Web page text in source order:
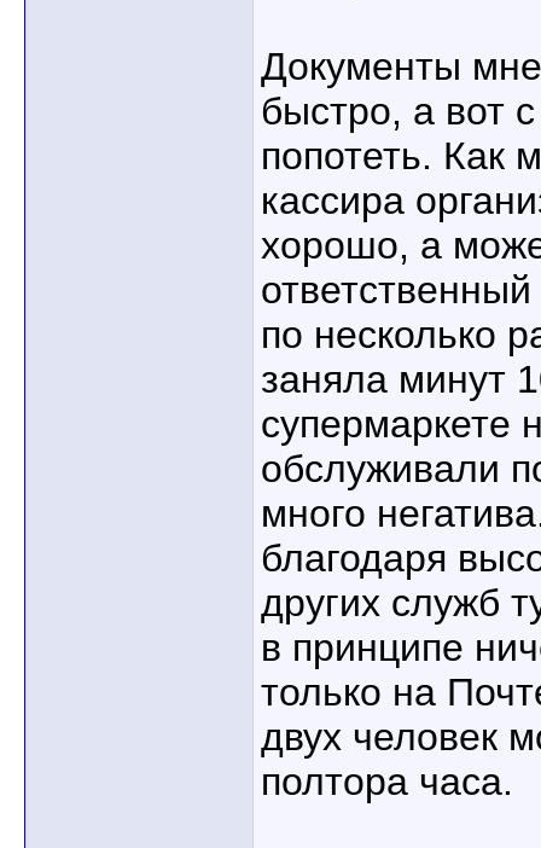
Документы
быстро, а вот
попотеть. Как
кассира
хорошо, а
по несколько
заняла минут
супермаркете
обслуживали
много
благодаря
других служб
в принципе
только на
двух человек
полтора часа.